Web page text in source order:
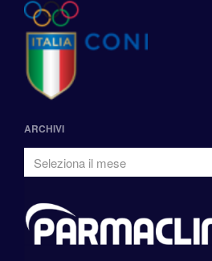
ARCHIVI